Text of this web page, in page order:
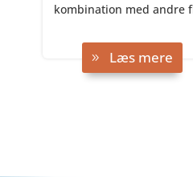
kombination med andre
Læs mere